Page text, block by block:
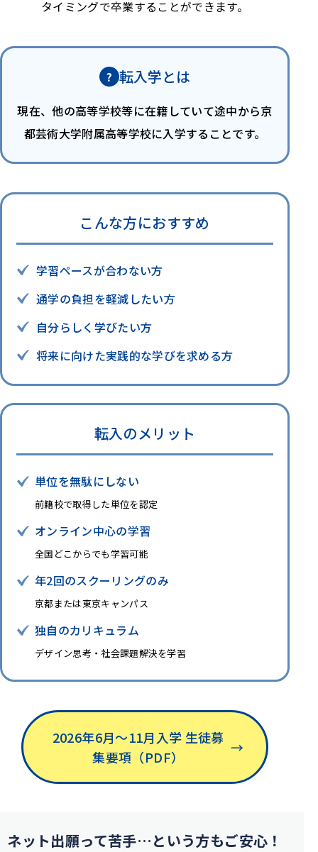
タイミングで卒業することができます。
? 転入学とは
現在、他の高等学校等に在籍していて途中から京
都芸術大学附属高等学校に入学することです。
こんな方におすすめ
学習ペースが合わない方
通学の負担を軽減したい方
自分らしく学びたい方
将来に向けた実践的な学びを求める方
転入のメリット
単位を無駄にしない
前籍校で取得した単位を認定
オンライン中心の学習
全国どこからでも学習可能
年2回のスクーリングのみ
京都または東京キャンパス
独自のカリキュラム
デザイン思考・社会課題解決を学習
2026年6月〜11月入学 生徒募
集要項（PDF）
→
ネット出願って苦手…という方もご安心！